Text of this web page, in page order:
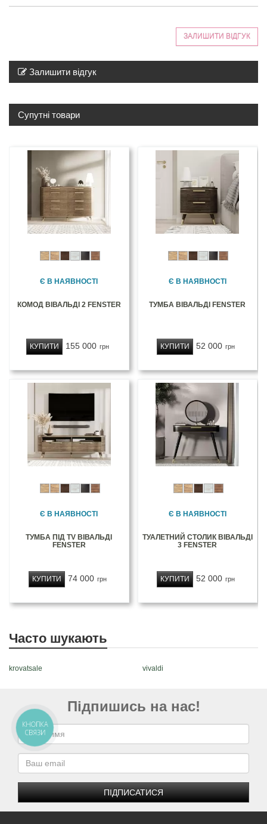
ЗАЛИШИТИ ВІДГУК
Залишити відгук
Супутні товари
Є В НАЯВНОСТІ
КОМОД ВІВАЛЬДІ 2 FENSTER
155 000 грн
КУПИТИ
Є В НАЯВНОСТІ
ТУМБА ВІВАЛЬДІ FENSTER
52 000 грн
КУПИТИ
Є В НАЯВНОСТІ
ТУМБА ПІД TV ВІВАЛЬДІ
FENSTER
74 000 грн
КУПИТИ
Є В НАЯВНОСТІ
ТУАЛЕТНИЙ СТОЛИК ВІВАЛЬДІ
3 FENSTER
52 000 грн
КУПИТИ
Часто шукають
krovatsale vivaldi
Підпишись на нас!
ПІДПИСАТИСЯ
КНОПКА
СВЯЗИ